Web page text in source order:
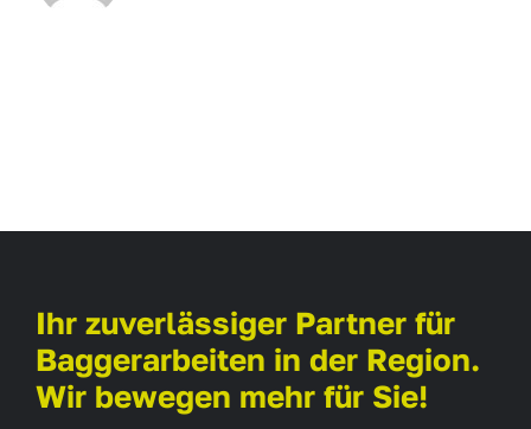
Ihr zuverlässiger Partner für
Baggerarbeiten in der Region.
Wir bewegen mehr für Sie!